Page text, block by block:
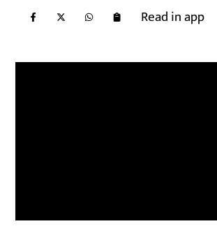
Read in app